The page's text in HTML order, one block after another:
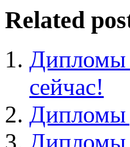
Related
Дипломы
сейчас!
Дипломы